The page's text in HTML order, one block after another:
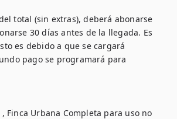
total (sin extras), deberá abonarse
30 días antes de la llegada. Es
es debido a que se cargará
pago se programará para
Finca Urbana Completa para uso no